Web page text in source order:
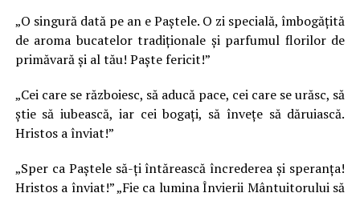
„O singură dată pe an e Paştele. O zi specială, îmbogăţită
de aroma bucatelor tradiţionale şi parfumul florilor de
primăvară şi al tău! Paşte fericit!”
„Cei care se războiesc, să aducă pace, cei care se urăsc, să
ştie să iubească, iar cei bogaţi, să înveţe să dăruiască.
Hristos a înviat!”
„Sper ca Paştele să-ţi întărească încrederea şi speranţa!
Hristos a înviat!” „Fie ca lumina Învierii Mântuitorului să